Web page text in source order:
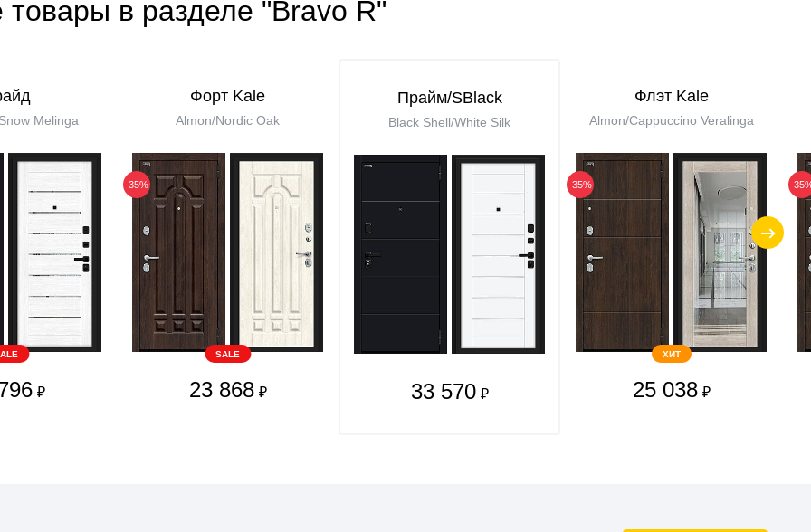
товары в разделе "Bravo R"
Melinga
₽
Форт Kale
Almon/Nordic Oak
-35%
SALE
23 868 ₽
Прайм/SBlack
Black Shell/White Silk
33 570 ₽
Флэт Kale
Almon/Cappuccino Veralinga
-35%
ХИТ
25 038 ₽
-